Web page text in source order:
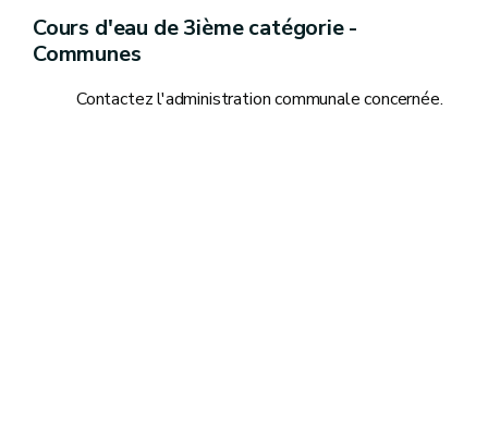
Cours d'eau de 3ième catégorie -
Communes
Contactez l'administration communale concernée.